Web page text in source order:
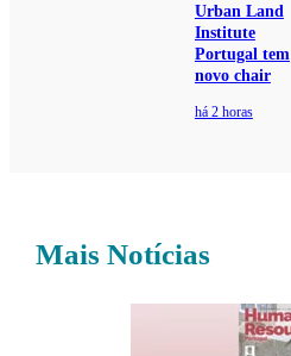
Urban Land
Institute
Portugal tem
novo chair
há 2 horas
Mais Notícias